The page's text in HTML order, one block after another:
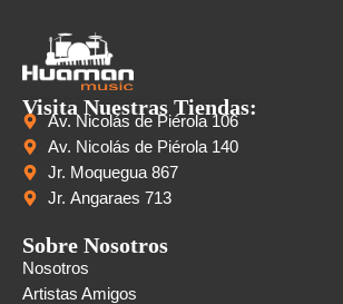
Visita Nuestras Tiendas:
Av. Nicolás de Piérola 106
Av. Nicolás de Piérola 140
Jr. Moquegua 867
Jr. Angaraes 713
Sobre Nosotros
Nosotros
Artistas Amigos